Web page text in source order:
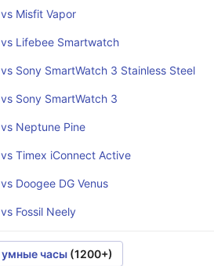
Misfit Vapor
Lifebee Smartwatch
Sony SmartWatch 3 Stainless Steel
Sony SmartWatch 3
Neptune Pine
Timex iConnect Active
Doogee DG Venus
Fossil Neely
умные часы (1200+)